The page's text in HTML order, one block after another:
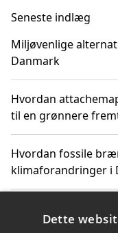
Seneste indlæg
Miljøvenlige
Danmark
Hvordan
til en grønnere
Hvordan fossile
klimaforandringer i
klimaændringer
Dette